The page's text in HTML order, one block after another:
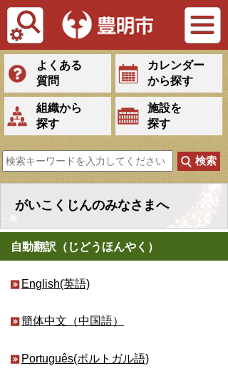
Tiếng Việt
よくある
質問
カレンダー
から探す
組織から
探す
施設を
探す
がいこくじんのみなさまへ
自動翻訳（じどうほんやく）
English(英語)
簡体中文（中国語）
Português(ポルトガル語)